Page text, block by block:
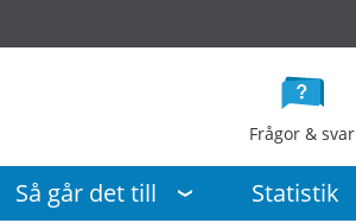
Frågor & svar
Så går det till Statistik